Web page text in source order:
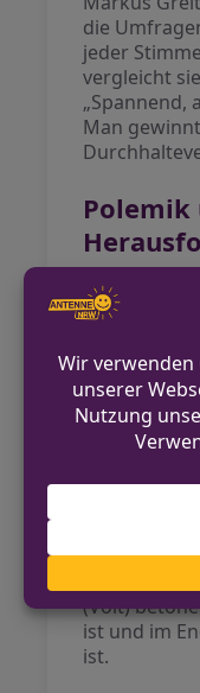
die
jeder
vergleicht
„Spannend,
Man
Polemik
Die Debatte
polarisierten
Güler
ihre
finden.
Weitere
Kockerbeck
(Volt)
ist und im
ist.